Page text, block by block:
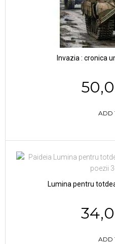
Invazia : cronica
ADD
Lumina pentru
ADD